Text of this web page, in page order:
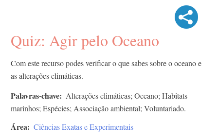
Quiz: Agir pelo Oceano
Com este recurso podes verificar o que sabes sobre o oceano e
as alterações climáticas.
Palavras-chave
Alterações climáticas; Oceano; Habitats
marinhos; Espécies; Associação ambiental; Voluntariado.
Área Ciências Exatas e Experimentais